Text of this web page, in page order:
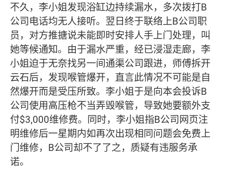
不久，李小姐发现浴缸边持续漏水，多次拨打B
公司电话均无人接听。翌日终于联络上B公司职
员，对方推搪说未能即时安排人手上门处理，叫
她等候通知。由于漏水严重，经已浸湿走廊，李
小姐迫于无奈找另一间通渠公司跟进，师傅拆开
云石后，发现喉管爆开，直言此情况不可能是自
然爆开而是受压所致。李小姐于是向本会投诉B
公司使用高压枪不当弄毁喉管，导致她要额外支
付$3,000维修费。同时，李小姐指B公司网页注
明维修后一星期内如再次出现相同问题会免费上
门维修，B公司却不了了之，质疑有违服务承
诺。